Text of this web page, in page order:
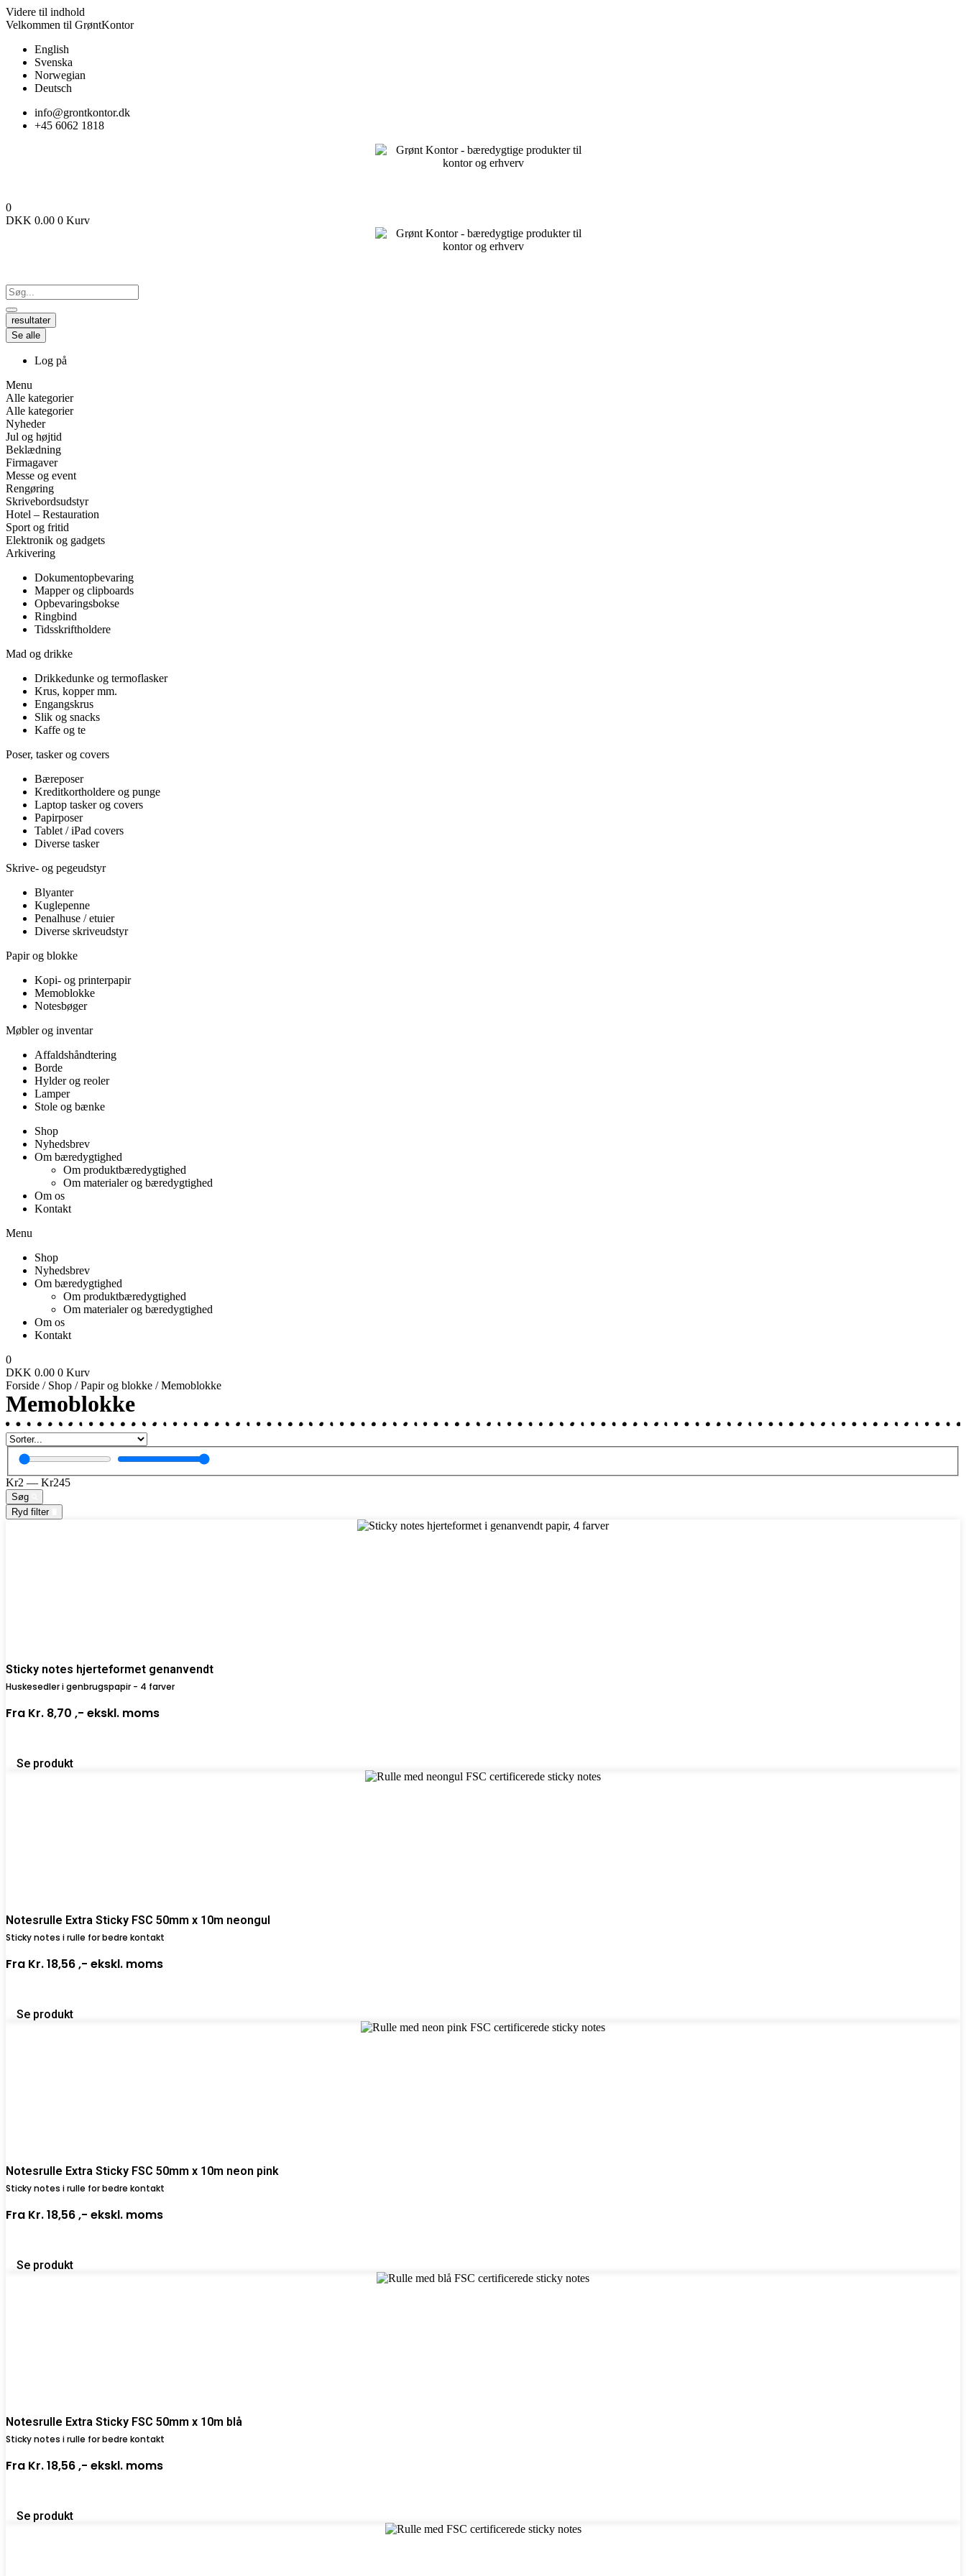
Videre til indhold
Velkommen til GrøntKontor
English
Svenska
Norwegian
Deutsch
info@grontkontor.dk
+45 6062 1818
0
DKK 0.00 0 Kurv
resultater
Se alle
Log på
Menu
Alle kategorier
Alle kategorier
Nyheder
Jul og højtid
Beklædning
Firmagaver
Messe og event
Rengøring
Skrivebordsudstyr
Hotel – Restauration
Sport og fritid
Elektronik og gadgets
Arkivering
Dokumentopbevaring
Mapper og clipboards
Opbevaringsbokse
Ringbind
Tidsskriftholdere
Mad og drikke
Drikkedunke og termoflasker
Krus, kopper mm.
Engangskrus
Slik og snacks
Kaffe og te
Poser, tasker og covers
Bæreposer
Kreditkortholdere og punge
Laptop tasker og covers
Papirposer
Tablet / iPad covers
Diverse tasker
Skrive- og pegeudstyr
Blyanter
Kuglepenne
Penalhuse / etuier
Diverse skriveudstyr
Papir og blokke
Kopi- og printerpapir
Memoblokke
Notesbøger
Møbler og inventar
Affaldshåndtering
Borde
Hylder og reoler
Lamper
Stole og bænke
Shop
Nyhedsbrev
Om bæredygtighed
Om produktbæredygtighed
Om materialer og bæredygtighed
Om os
Kontakt
Menu
Shop
Nyhedsbrev
Om bæredygtighed
Om produktbæredygtighed
Om materialer og bæredygtighed
Om os
Kontakt
0
DKK 0.00 0 Kurv
Forside / Shop /Papir og blokke / Memoblokke
Memoblokke
Kr2 — Kr245
Søg
Ryd filter
Sticky notes hjerteformet genanvendt
Huskesedler i genbrugspapir - 4 farver
Fra Kr. 8,70 ,- ekskl. moms
Se produkt
Notesrulle Extra Sticky FSC 50mm x 10m neongul
Sticky notes i rulle for bedre kontakt
Fra Kr. 18,56 ,- ekskl. moms
Se produkt
Notesrulle Extra Sticky FSC 50mm x 10m neon pink
Sticky notes i rulle for bedre kontakt
Fra Kr. 18,56 ,- ekskl. moms
Se produkt
Notesrulle Extra Sticky FSC 50mm x 10m blå
Sticky notes i rulle for bedre kontakt
Fra Kr. 18,56 ,- ekskl. moms
Se produkt